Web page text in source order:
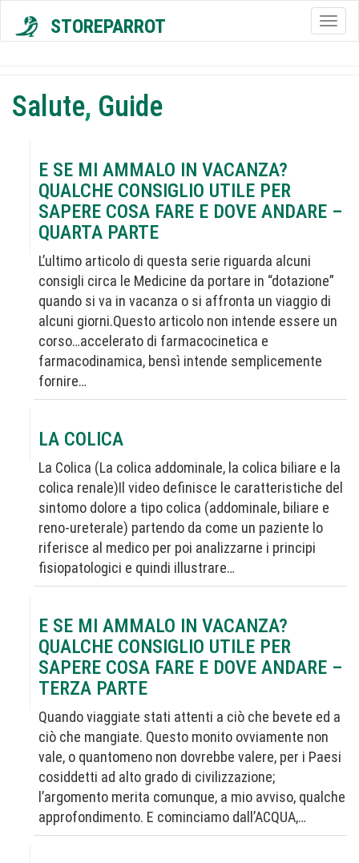
STOREPARROT
Salute, Guide
E SE MI AMMALO IN VACANZA?
QUALCHE CONSIGLIO UTILE PER
SAPERE COSA FARE E DOVE ANDARE –
QUARTA PARTE
L’ultimo articolo di questa serie riguarda alcuni
consigli circa le Medicine da portare in “dotazione”
quando si va in vacanza o si affronta un viaggio di
alcuni giorni.Questo articolo non intende essere un
corso…accelerato di farmacocinetica e
farmacodinamica, bensì intende semplicemente
fornire…
LA COLICA
La Colica (La colica addominale, la colica biliare e la
colica renale)Il video definisce le caratteristiche del
sintomo dolore a tipo colica (addominale, biliare e
reno-ureterale) partendo da come un paziente lo
riferisce al medico per poi analizzarne i principi
fisiopatologici e quindi illustrare…
E SE MI AMMALO IN VACANZA?
QUALCHE CONSIGLIO UTILE PER
SAPERE COSA FARE E DOVE ANDARE –
TERZA PARTE
Quando viaggiate stati attenti a ciò che bevete ed a
ciò che mangiate. Questo monito ovviamente non
vale, o quantomeno non dovrebbe valere, per i Paesi
cosiddetti ad alto grado di civilizzazione;
l’argomento merita comunque, a mio avviso, qualche
approfondimento. E cominciamo dall’ACQUA,…